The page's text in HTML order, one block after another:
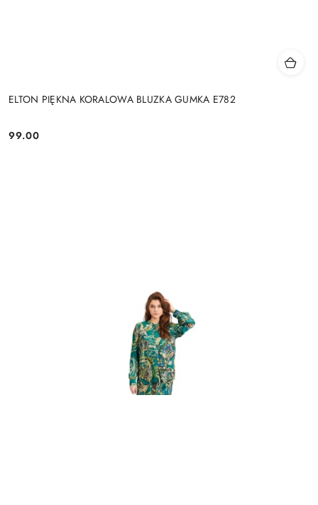
ELTON PIĘKNA KORALOWA BLUZKA GUMKA E782
Cena:
99.00